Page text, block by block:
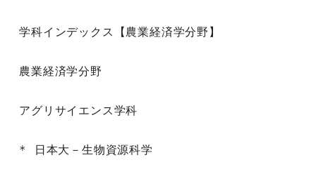
学科インデックス【農業経済学分野】
農業経済学分野
アグリサイエンス学科
* 日本大－生物資源科学